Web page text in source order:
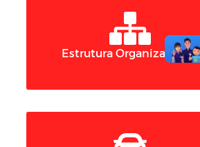
Estrutura Organizacional